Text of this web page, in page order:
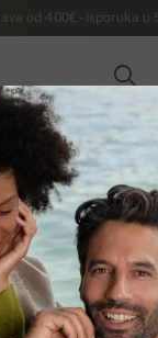
od 400€ - Isporuka